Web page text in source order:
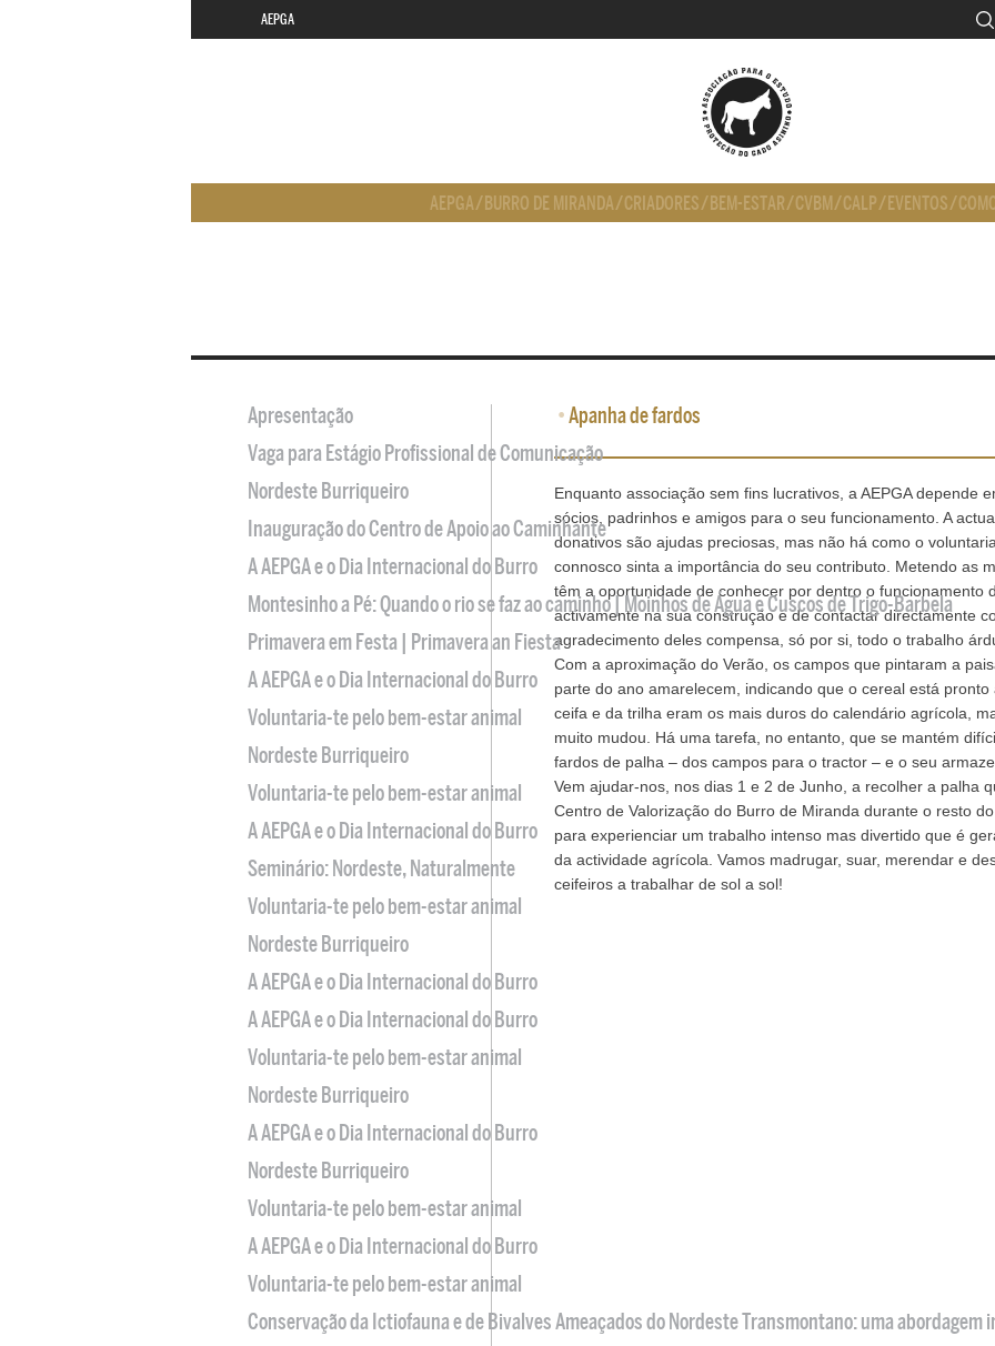
AEPGA
AEPGA/ BURRO DE MIRANDA/CRIADORES/ BEM-ESTAR/CVBM/CALP/ EVENTOS/
•Apanha de fardos
Enquanto associação sem fins lucrativos, a AEPGA depende
sócios, padrinhos e amigos para o seu funcionamento. A
donativos são ajudas preciosas, mas não há como o
connosco sinta a importância do seu contributo. Metendo as
têm a oportunidade de conhecer por dentro o funcionamento
activamente na sua construção e de contactar directamente
agradecimento deles compensa, só por si, todo o trabalho
Com a aproximação do Verão, os campos que pintaram a
parte do ano amarelecem, indicando que o cereal está
ceifa e da trilha eram os mais duros do calendário agrícola,
muito mudou. Há uma tarefa, no entanto, que se mantém
fardos de palha – dos campos para o tractor – e o seu
Vem ajudar-nos, nos dias 1 e 2 de Junho, a recolher a palha
Centro de Valorização do Burro de Miranda durante o resto
para experienciar um trabalho intenso mas divertido que é
da actividade agrícola. Vamos madrugar, suar, merendar e
ceifeiros a trabalhar de sol a sol!
Apresentação
Vaga para Estágio Profissional de Comunicação
Nordeste Burriqueiro
Inauguração do Centro de Apoio ao Caminhante
A AEPGA e o Dia Internacional do Burro
Montesinho a Pé: Quando o rio se faz ao caminho | Moinhos de Água e Cuscos de Trigo-Barbela
Primavera em Festa | Primavera an Fiesta
A AEPGA e o Dia Internacional do Burro
Voluntaria-te pelo bem-estar animal
Nordeste Burriqueiro
Voluntaria-te pelo bem-estar animal
A AEPGA e o Dia Internacional do Burro
Seminário: Nordeste, Naturalmente
Voluntaria-te pelo bem-estar animal
Nordeste Burriqueiro
A AEPGA e o Dia Internacional do Burro
A AEPGA e o Dia Internacional do Burro
Voluntaria-te pelo bem-estar animal
Nordeste Burriqueiro
A AEPGA e o Dia Internacional do Burro
Nordeste Burriqueiro
Voluntaria-te pelo bem-estar animal
A AEPGA e o Dia Internacional do Burro
Voluntaria-te pelo bem-estar animal
Conservação da Ictiofauna e de Bivalves Ameaçados do Nordeste Transmontano: uma abordagem